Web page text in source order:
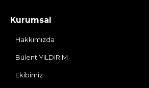
Kurumsal
Hakkımızda
Bülent YILDIRIM
Ekibimiz